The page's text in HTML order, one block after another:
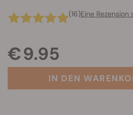
(16)Eine Rezension
€ 9.95
IN DEN